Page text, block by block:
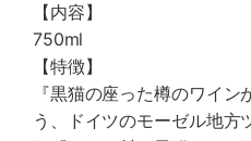
【内容】
750ml
【特徴】
『黒猫の座った樽のワイ
う、ドイツのモーゼル地方